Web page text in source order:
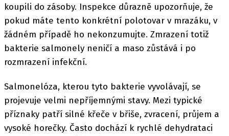
koupili do zásoby. Inspekce důrazně upozorňuje, že
pokud máte tento konkrétní polotovar v mrazáku, v
žádném případě ho nekonzumujte. Zmrazení totiž
bakterie salmonely neničí a maso zůstává i po
rozmrazení infekční.
Salmonelóza, kterou tyto bakterie vyvolávají, se
projevuje velmi nepříjemnými stavy. Mezi typické
příznaky patří silné křeče v břiše, zvracení, průjem a
vysoké horečky. Často dochází k rychlé dehydrataci